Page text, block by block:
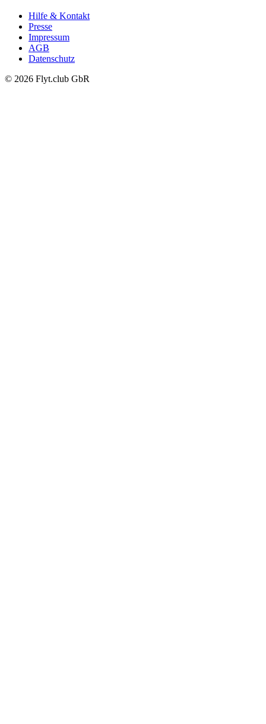
Hilfe & Kontakt
Presse
Impressum
AGB
Datenschutz
© 2026 Flyt.club GbR